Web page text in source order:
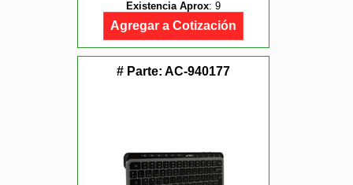
Existencia Aprox: 9
Agregar a Cotización
# Parte: AC-940177